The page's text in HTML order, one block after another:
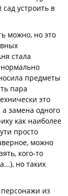
устроить в
можно, но это
стала
предметы
пара
это
замена одного
как наиболее
просто
можно
кого-то
но таких
из